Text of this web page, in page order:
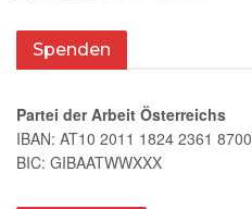
Spenden
Partei der Arbeit Österreichs
IBAN: AT10 2011 1824 2361 8700
BIC: GIBAATWWXXX